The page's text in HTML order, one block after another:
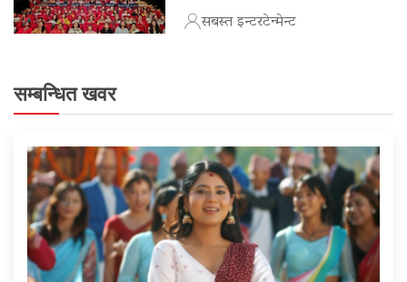
सबस्त इन्टरटेन्मेन्ट
सम्बन्धित खवर